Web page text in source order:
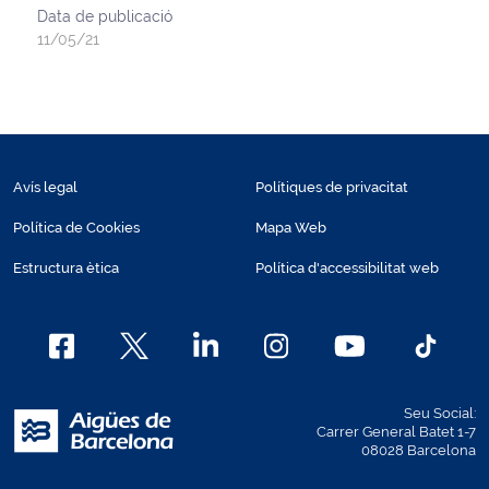
Data de publicació
11/05/21
Avís legal
Política de Cookies
Estructura ètica
Polítiques de privacitat
Mapa Web
Política d'accessibilitat web
Seu Social:
Carrer General Batet 1-7
08028 Barcelona